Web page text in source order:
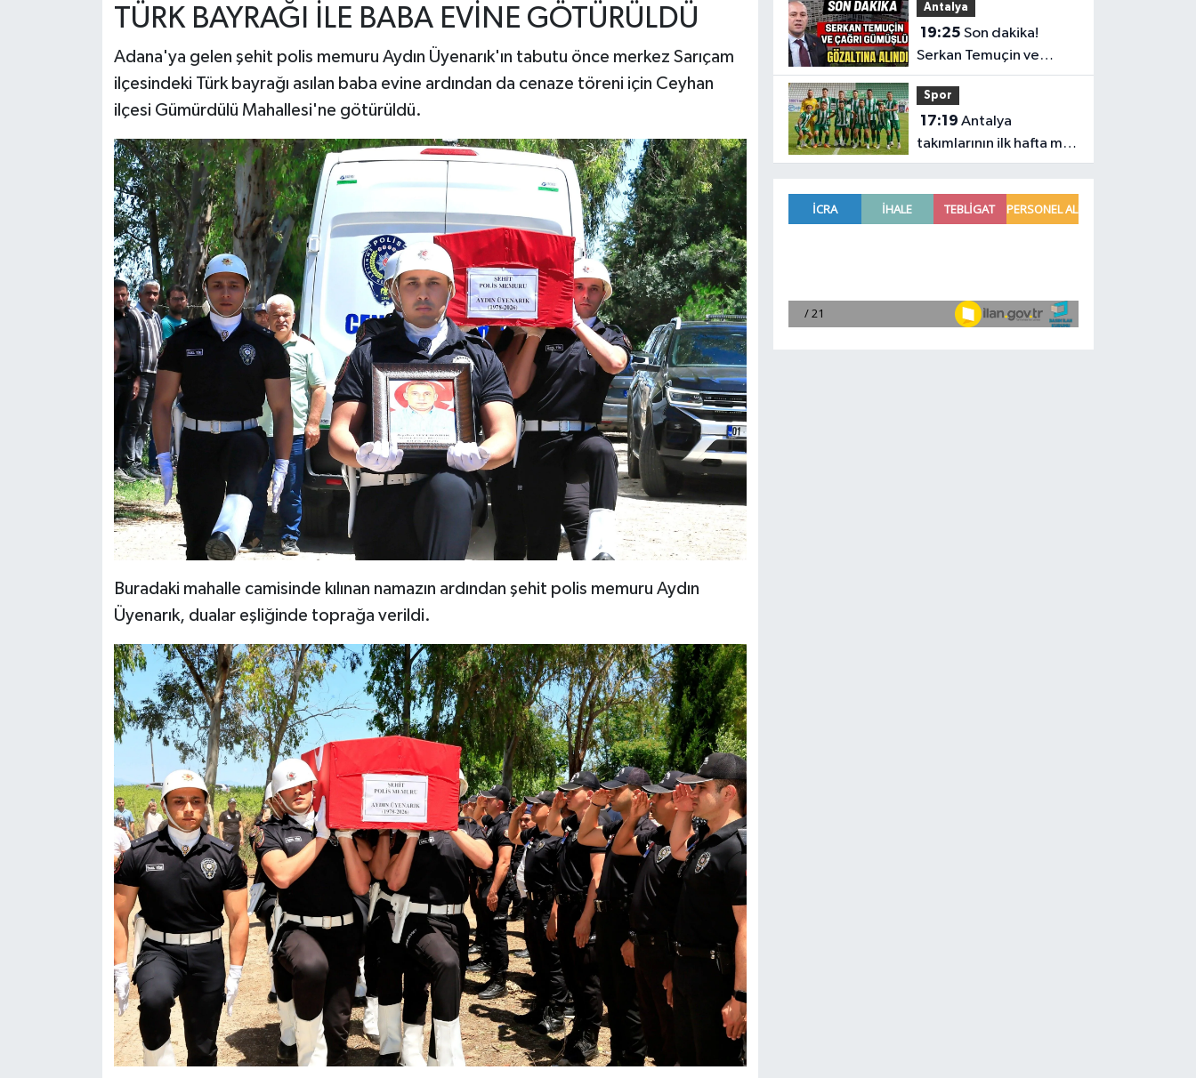
TÜRK BAYRAĞI İLE BABA EVİNE GÖTÜRÜLDÜ
Adana'ya gelen şehit polis memuru Aydın Üyenarık'ın tabutu önce merkez Sarıçam
ilçesindeki Türk bayrağı asılan baba evine ardından da cenaze töreni için Ceyhan
ilçesi Gümürdülü Mahallesi'ne götürüldü.
Buradaki mahalle camisinde kılınan namazın ardından şehit polis memuru Aydın
Üyenarık, dualar eşliğinde toprağa verildi.
Meclis'ten geçti
Antalya
19:25
Serkan Temuçin ve
Çağrı Gümüşlü
gözaltına alındı
Spor
17:19
takımlarının ilk hafta maç
programı belli oldu